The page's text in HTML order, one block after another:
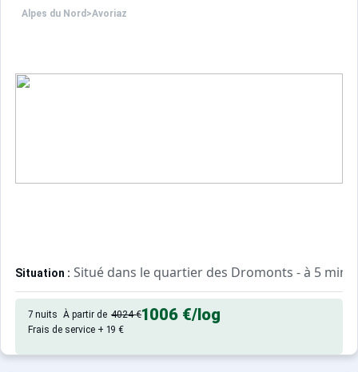
Alpes du Nord >Avoriaz
Situation : Situé dans le quartier des Dromonts - à 5
Appartement de particulier :Confortable et agréable, ce
7 nuits À partir de 4024 €1006 €/log
Frais de service + 19 €